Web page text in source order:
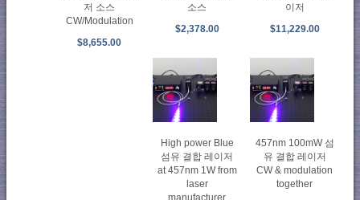
저 소스
CW/Modulation
$8,655.00
소스
$2,378.00
이저
$11,229.00
High power Blue
섬유 결합 레이저
at 457nm 1W from
laser
manufacturer
457nm 100mW 섬
유 결합 레이저
CW & modulation
together